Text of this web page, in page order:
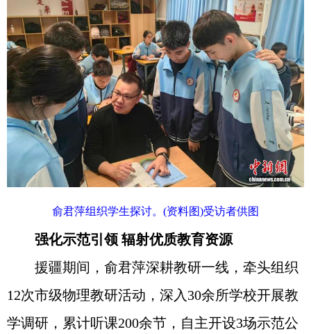
俞君萍组织学生探讨。(资料图)受访者供图
强化示范引领 辐射优质教育资源
援疆期间，俞君萍深耕教研一线，牵头组织
12次市级物理教研活动，深入30余所学校开展教
学调研，累计听课200余节，自主开设3场示范公